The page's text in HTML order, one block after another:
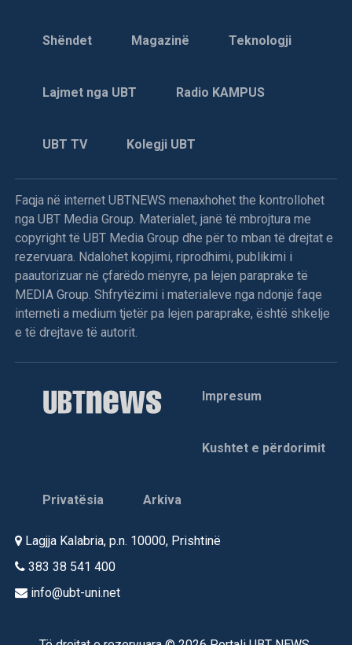
Shëndet Magazinë Teknologji
Lajmet nga UBT Radio KAMPUS
UBT TV Kolegji UBT
Faqja në internet UBTNEWS menaxhohet the kontrollohet
nga UBT Media Group. Materialet, janë të mbrojtura me
copyright të UBT Media Group dhe për to mban të drejtat e
rezervuara. Ndalohet kopjimi, riprodhimi, publikimi i
paautorizuar në çfarëdo mënyre, pa lejen paraprake të
MEDIA Group. Shfrytëzimi i materialeve nga ndonjë faqe
interneti a medium tjetër pa lejen paraprake, është shkelje
e të drejtave të autorit.
Impresum
Kushtet e përdorimit
Privatësia Arkiva
Lagjja Kalabria, p.n. 10000, Prishtinë
383 38 541 400
info@ubt-uni.net